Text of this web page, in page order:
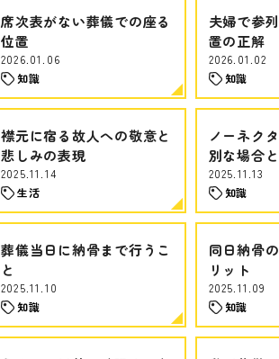
席次表がない葬儀での座る
位置
2026.01.06
知識
夫婦で参
置の正解
2026.01.02
知識
襟元に宿る故人への敬意と
悲しみの表現
2025.11.14
生活
ノーネク
別な場合
2025.11.13
知識
葬儀当日に納骨まで行うこ
と
2025.11.10
知識
同日納骨
リット
2025.11.09
知識